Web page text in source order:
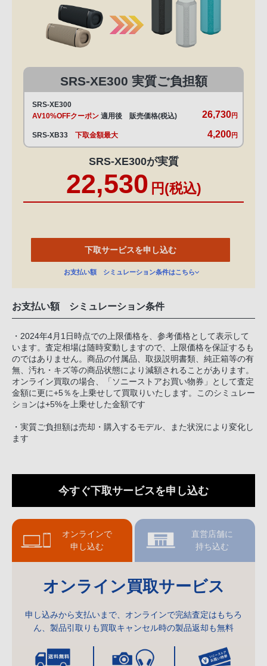
SRS-XE300 実質ご負担額
SRS-XE300
AV10%OFFクーポン 適用後 販売価格(税込) 26,730円
SRS-XB33下取金額最大 4,200円
SRS-XE300が実質
22,530 円(税込)
下取サービスを申し込む
お支払い額 シミュレーション条件はこちら
お支払い額 シミュレーション条件
・2024年4月1日時点での上限価格を、参考価格として表示して
います。査定相場は随時変動しますので、上限価格を保証するも
のではありません。商品の付属品、取扱説明書類、純正箱等の有
無、汚れ・キズ等の商品状態により減額されることがあります。
オンライン買取の場合、「ソニーストアお買い物券」として査定
金額に更に+5％を上乗せして買取りいたします。このシミュレー
ションは+5%を上乗せした金額です
・実質ご負担額は売却・購入するモデル、また状況により変化し
ます
今すぐ下取サービスを申し込む
オンラインで
申し込む
直営店舗に
持ち込む
オンライン買取サービス
申し込みから支払いまで、オンラインで完結査定はもちろ
ん、製品引取りも買取キャンセル時の製品返却も無料